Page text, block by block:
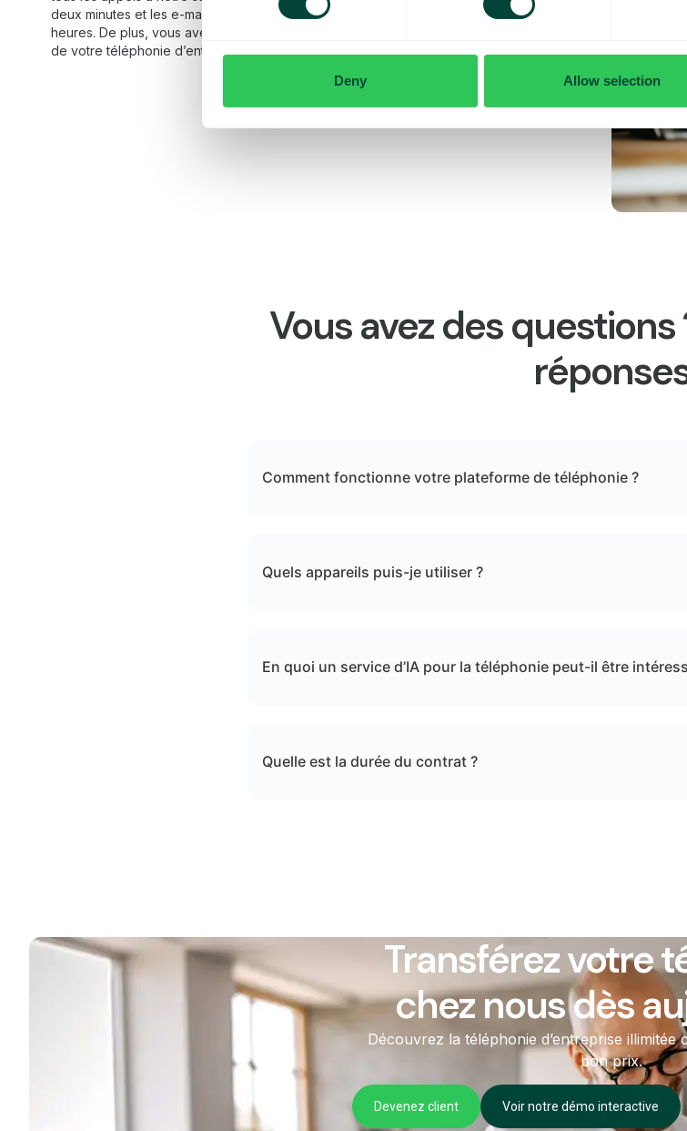
Deny Allow selection
deux minutes et les e-mails reçoivent une réponse en moins de 24
heures. De plus, vous avez toujours accès à une administration simple
de votre téléphonie d’entreprise dans notre portail d’administration.
Vous avez des questions
Comment fonctionne votre plateforme de téléphonie ?
Quels appareils puis-je utiliser ?
En quoi un service d’IA pour la téléphonie peut-il être
Quelle est la durée du contrat ?
Transférez votre
chez nous dès
Découvrez la téléphonie d’entreprise
bon prix.
Devenez client Voir notre démo interactive